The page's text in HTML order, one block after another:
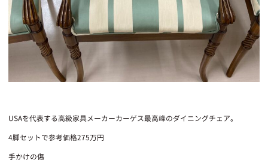
USAを代表する高級家具メーカーカーゲス最高峰のダイニングチェア。
4脚セットで参考価格275万円
手かけの傷